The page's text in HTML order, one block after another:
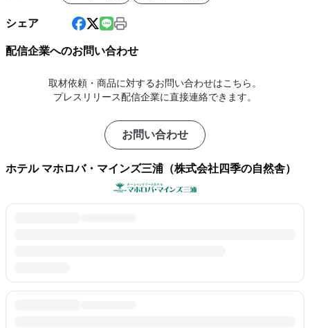
シェア
配信企業へのお問い合わせ
取材依頼・商品に対するお問い合わせはこちら。
プレスリリース配信企業に直接連絡できます。
お問い合わせ
ホテル マホロバ・マインズ三浦（株式会社四季の自然舎）